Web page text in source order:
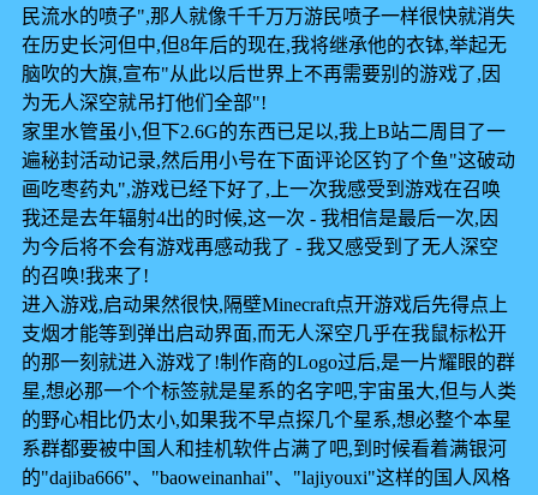
民流水的喷子",那人就像千千万万游民喷子一样很快就消失
在历史长河但中,但8年后的现在,我将继承他的衣钵,举起无
脑吹的大旗,宣布"从此以后世界上不再需要别的游戏了,因
为无人深空就吊打他们全部"!
家里水管虽小,但下2.6G的东西已足以,我上B站二周目了一
遍秘封活动记录,然后用小号在下面评论区钓了个鱼"这破动
画吃枣药丸",游戏已经下好了,上一次我感受到游戏在召唤
我还是去年辐射4出的时候,这一次 - 我相信是最后一次,因
为今后将不会有游戏再感动我了 - 我又感受到了无人深空
的召唤!我来了!
进入游戏,启动果然很快,隔壁Minecraft点开游戏后先得点上
支烟才能等到弹出启动界面,而无人深空几乎在我鼠标松开
的那一刻就进入游戏了!制作商的Logo过后,是一片耀眼的群
星,想必那一个个标签就是星系的名字吧,宇宙虽大,但与人类
的野心相比仍太小,如果我不早点探几个星系,想必整个本星
系群都要被中国人和挂机软件占满了吧,到时候看着满银河
的"dajiba666"、"baoweinanhai"、"lajiyouxi"这样的国人风格